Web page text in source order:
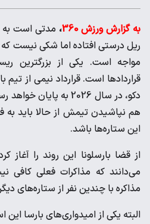
به گزارش ورزش 360 ، مدتی است به
‌ریل درستی افتاده اما شکی نیست که
‌مواجه است. ‌یکی از بزرگترین
قراردادها است. قرارداد ‌نیمی از
دکو، در سال 2026 به
هم نپاشیدن تیمش از ‌حالا باید به
این ستاره‌ها باشد. ‌
از قضا بارسلونا این روند را آغاز
‌می‌دانند که مذاکرات فعلی کافی
مذاکره ‌با چندین نفر از ستاره‌های
البته یکی از امیدواری‌های بارسا این